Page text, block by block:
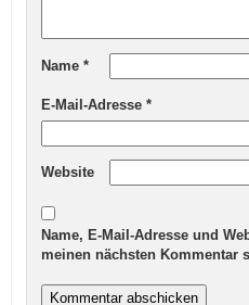
Name *
E-Mail-Adresse *
Website
Name, E-Mail-Adresse und
meinen nächsten Kommentar